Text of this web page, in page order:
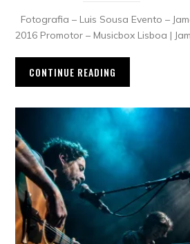
Fotografia – Luis Sousa Evento –
2016 Promotor – Musicbox Lisboa |
CONTINUE READING